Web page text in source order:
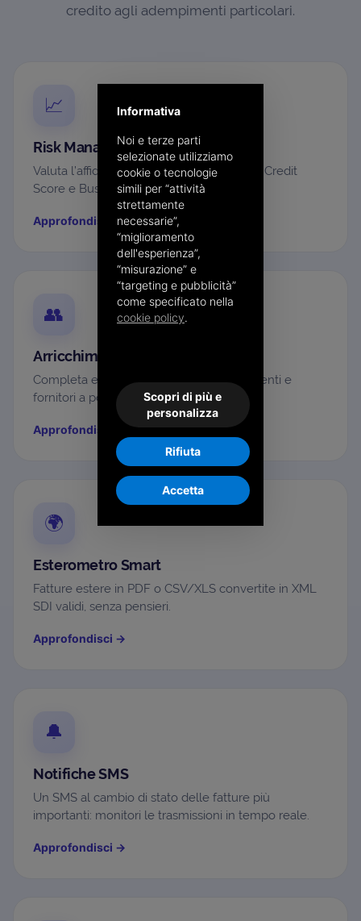
credito agli adempimenti particolari.
📈
Risk Management
Valuta l’affidabilità di clienti e fornitori con Credit
Score e Business Report in tempo reale.
Approfondisci →
👥
Arricchimento anagrafiche
Completa e aggiorna le anagrafiche di clienti e
fornitori a portata di click.
Approfondisci
🌍
Esterometro Smart
Fatture estere in PDF o CSV/XLS convertite in XML
SDI validi, senza pensieri.
Approfondisci →
🔔
Notifiche SMS
Un SMS al cambio di stato delle fatture più
importanti: monitori le trasmissioni in tempo reale.
Approfondisci →
Informativa
Noi e terze parti
selezionate utilizziamo
cookie o tecnologie
simili per “attività
strettamente
necessarie”,
“miglioramento
dell'esperienza”,
“misurazione” e
“targeting e pubblicità”
come specificato nella
cookie policy.
Scopri di più e
personalizza
Rifiuta
Accetta